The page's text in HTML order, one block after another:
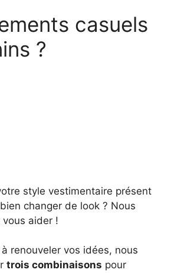
casuels
?
style vestimentaire présent
changer de look ? Nous
vous aider !
renouveler vos idées, nous
trois combinaisons pour